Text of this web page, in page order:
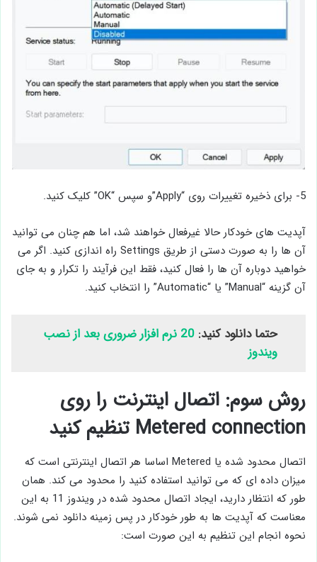
5- برای ذخیره تغییرات روی “Apply”و سپس “OK” کلیک کنید.
آپدیت ‌های خودکار حالا غیرفعال خواهند شد، اما هم چنان می‌ توانید
آن ‌ها را به صورت دستی از طریق Settings راه اندازی کنید. اگر می
‌خواهید دوباره آن ‌ها را فعال کنید، فقط این فرآیند را تکرار و به جای
آن گزینه “Manual” یا “Automatic” را انتخاب کنید.
حتما دانلود کنید:
20 نرم افزار ضروری بعد از نصب
ویندوز
روش سوم: اتصال اینترنت را روی
Metered connection تنظیم کنید
اتصال محدود شده یا Metered اساسا هر اتصال اینترنتی است که
میزان داده ای که می توانید استفاده کنید را محدود می کند. همان
طور که انتظار دارید، ایجاد اتصال محدود شده در ویندوز 11 به این
معناست که آپدیت‌ ها به‌ طور خودکار در پس ‌زمینه دانلود نمی‌ شوند.
نحوه انجام این تنظیم به این صورت است: